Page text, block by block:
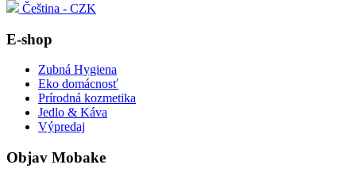
Čeština - CZK
E-shop
Zubná Hygiena
Eko domácnosť
Prírodná kozmetika
Jedlo & Káva
Výpredaj
Objav Mobake